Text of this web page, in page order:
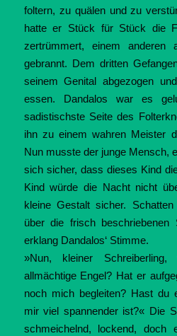
foltern, zu quälen und zu
hatte er Stück für Stück die
zertrümmert, einem
gebrannt. Dem dritten
seinem Genital abgezogen
essen. Dandalos war es
sadistischste Seite des
ihn zu einem wahren Meister
Nun musste der junge Mensch,
sich sicher, dass dieses Kind
Kind würde die Nacht nicht
kleine Gestalt sicher.
über die frisch beschriebenen
erklang Dandalos‘ Stimme.
»Nun, kleiner
allmächtige Engel? Hat er
noch mich begleiten? Hast du
mir viel spannender ist?« Die
schmeichelnd, lockend, doch